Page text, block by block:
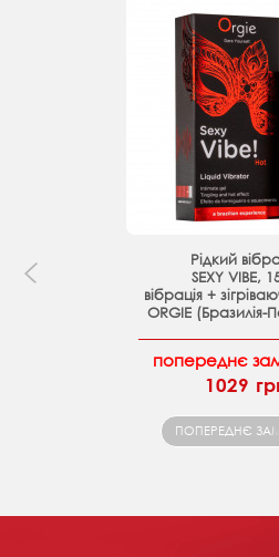
Рідкий
SEXY VIBE,
вібрація +
ORGIE (Бразилія-
попереднє
1029
ПОПЕРЕДНЄ